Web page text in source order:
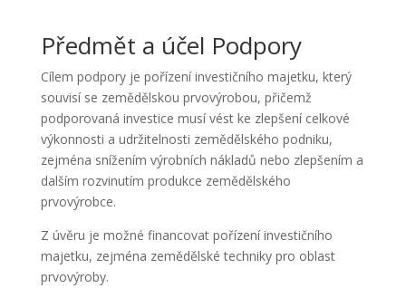
Předmět a účel Podpory
Cílem podpory je pořízení investičního majetku, který
souvisí se zemědělskou prvovýrobou, přičemž
podporovaná investice musí vést ke zlepšení celkové
výkonnosti a udržitelnosti zemědělského podniku,
zejména snížením výrobních nákladů nebo zlepšením a
dalším rozvinutím produkce zemědělského
prvovýrobce.
Z úvěru je možné financovat pořízení investičního
majetku, zejména zemědělské techniky pro oblast
prvovýroby.